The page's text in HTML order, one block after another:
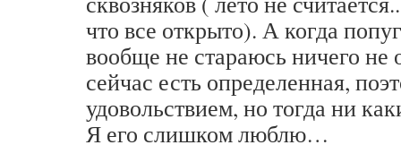
что все открыто). А когда
вообще не стараюсь ничего не
сейчас есть определенная,
удовольствием, но тогда ни
Я его слишком люблю…